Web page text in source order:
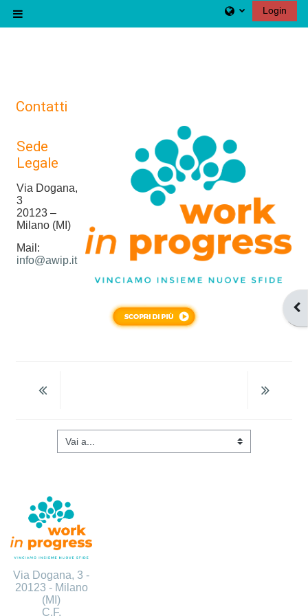
Login
Contatti
Sede
Legale
Via Dogana,
3
20123 –
Milano (MI)
Mail:
info@awip.it
Via Dogana, 3 -
20123 - Milano
(MI)
C.F.